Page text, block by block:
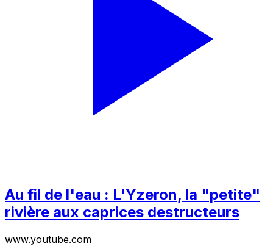
Au fil de l'eau : L'Yzeron, la "petite"
rivière aux caprices destructeurs
www.youtube.com